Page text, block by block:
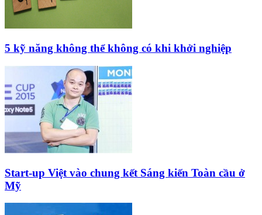
5 kỹ năng không thể không có khi khởi nghiệp
Start-up Việt vào chung kết Sáng kiến Toàn cầu ở
Mỹ